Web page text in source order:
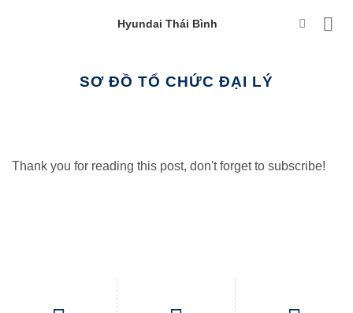
Hyundai Thái Bình
SƠ ĐỒ TỔ CHỨC ĐẠI LÝ
Thank you for reading this post, don't forget to subscribe!